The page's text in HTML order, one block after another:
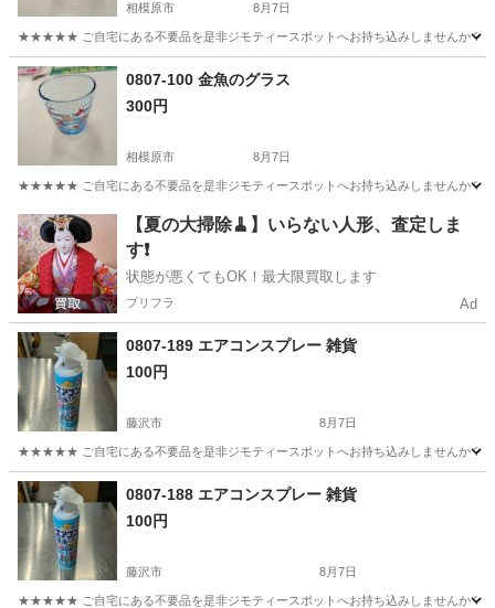
相模原市 8月7日
★★★★★ ご自宅にある不要品を是非ジモティースポットへお持ち込みしませんか？
神奈川 相模原市 金魚
0807-100 金魚のグラス
300円
相模原市 8月7日
★★★★★ ご自宅にある不要品を是非ジモティースポットへお持ち込みしませんか？
神奈川 相模原市 食器 金魚
【夏の大掃除🧹】いらない人形、査定しま
す❗️
状態が悪くてもOK！最大限買取します
プリフラ Ad
0807-189 エアコンスプレー 雑貨
100円
藤沢市 8月7日
★★★★★ ご自宅にある不要品を是非ジモティースポットへお持ち込みしませんか？
神奈川 藤沢市 0807-188 エアコンスプレー 雑貨
100円
藤沢市 8月7日
★★★★★ ご自宅にある不要品を是非ジモティースポットへお持ち込みしませんか？